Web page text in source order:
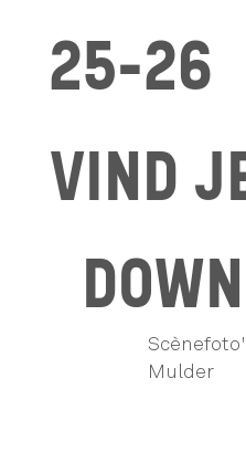
25-26
VIND
Mulder